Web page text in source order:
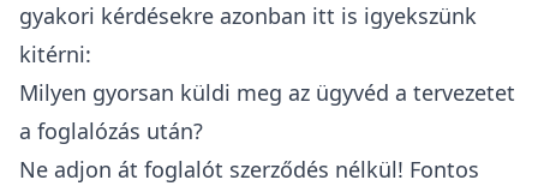
gyakori kérdésekre azonban itt is igyekszünk
kitérni:
Milyen gyorsan küldi meg az ügyvéd a tervezetet
a foglalózás után?
Ne adjon át foglalót szerződés nélkül! Fontos